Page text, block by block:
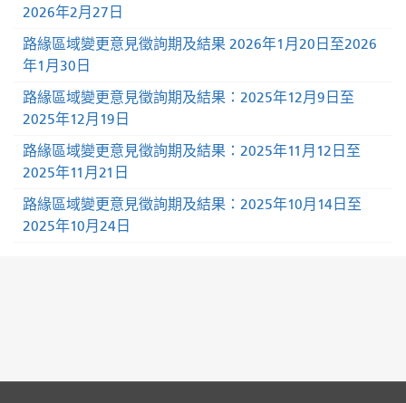
2026年2月27日
路緣區域變更意見徵詢期及結果 2026年1月20日至2026
年1月30日
路緣區域變更意見徵詢期及結果：2025年12月9日至
2025年12月19日
路緣區域變更意見徵詢期及結果：2025年11月12日至
2025年11月21日
路緣區域變更意見徵詢期及結果：2025年10月14日至
2025年10月24日